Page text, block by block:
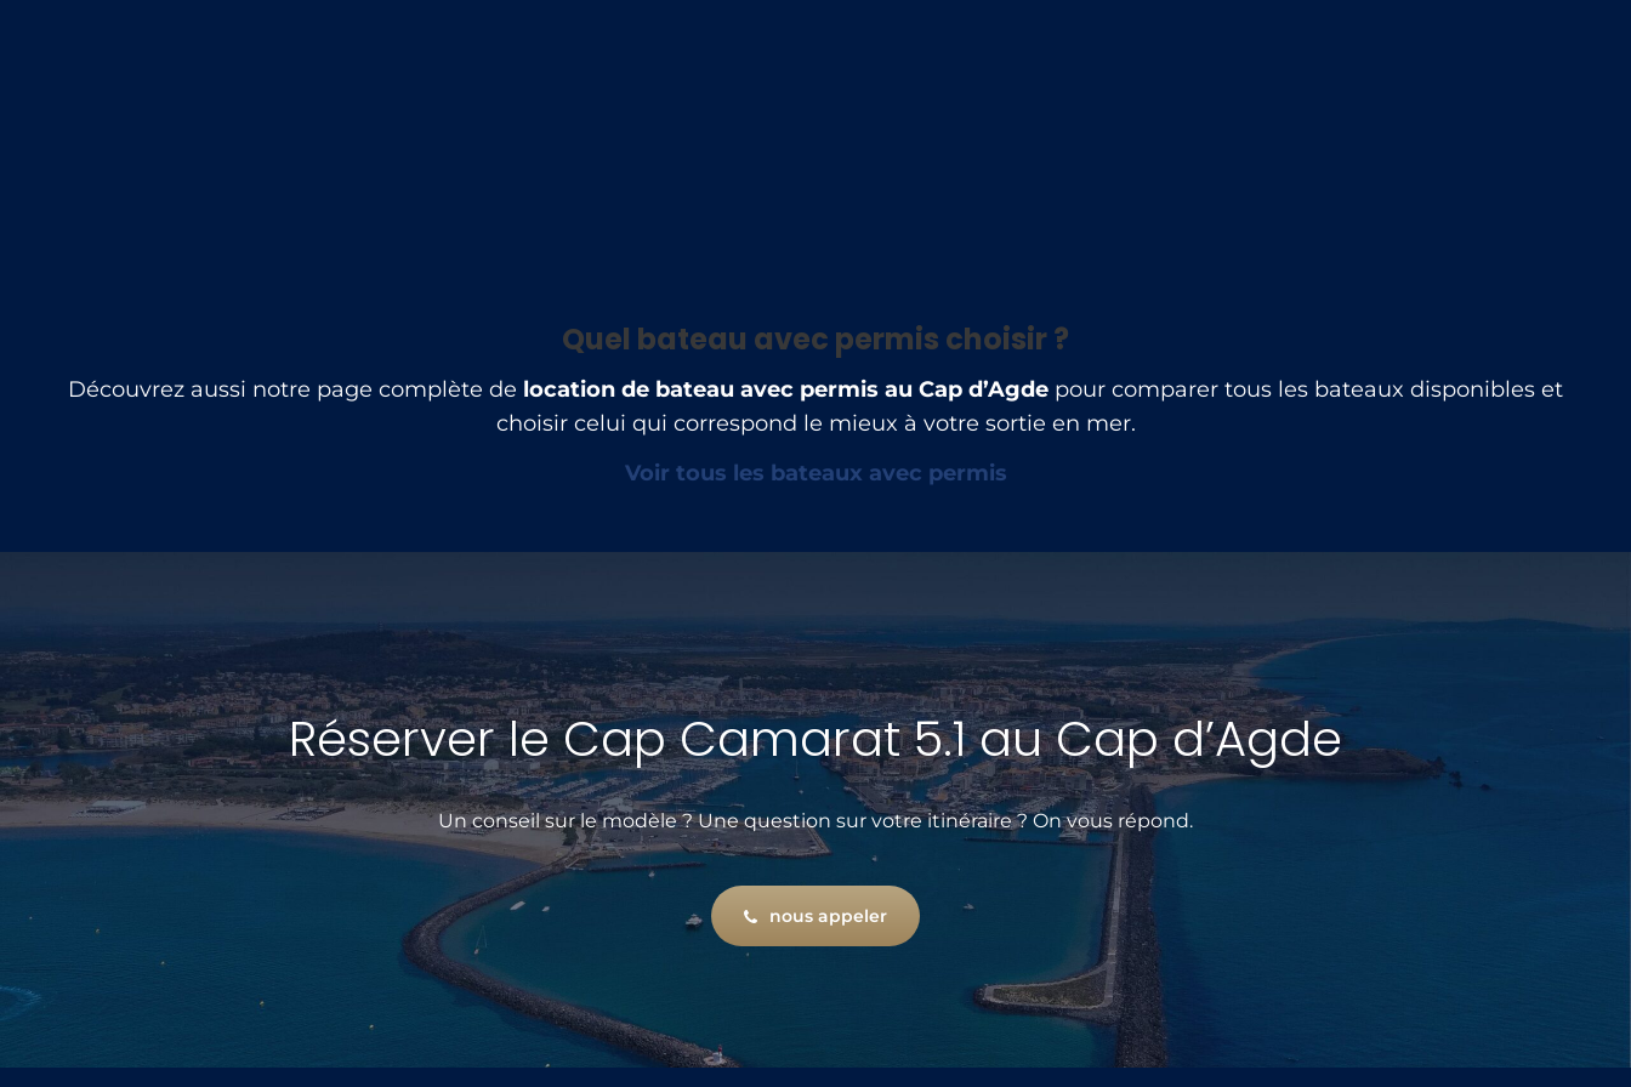
Quel bateau avec permis choisir ?
Découvrez aussi notre page complète de location de bateau avec permis au Cap d’Agde pour comparer tous les bateaux disponibles et
choisir celui qui correspond le mieux à votre sortie en mer.
Voir tous les bateaux avec permis
Réserver le Cap Camarat 5.1 au Cap d’Agde
Un conseil sur le modèle ? Une question sur votre itinéraire ? On vous répond.
nous appeler